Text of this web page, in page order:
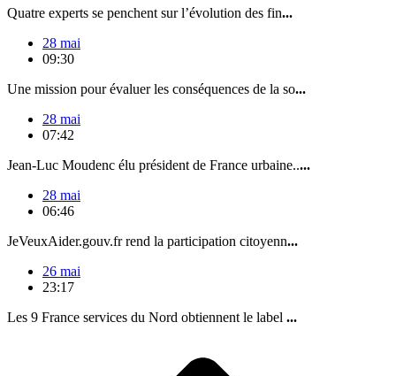
Quatre experts se penchent sur l’évolution des fin...
28 mai
09:30
Une mission pour évaluer les conséquences de la so...
28 mai
07:42
Jean-Luc Moudenc élu président de France urbaine.....
28 mai
06:46
JeVeuxAider.gouv.fr rend la participation citoyenn...
26 mai
23:17
Les 9 France services du Nord obtiennent le label ...